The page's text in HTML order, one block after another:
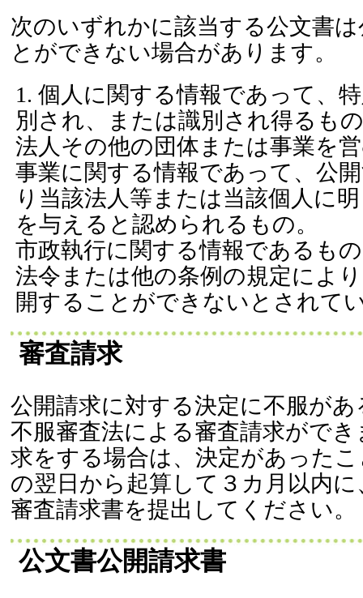
次のいずれかに該当する公文書
とができない場合があります。
個人に関する情報であって、
別され、または識別され得るも
法人その他の団体または事業を
事業に関する情報であって、公
り当該法人等または当該個人に
を与えると認められるもの。
市政執行に関する情報であるも
法令または他の条例の規定によ
開することができないとされて
審査請求
公開請求に対する決定に不服が
不服審査法による審査請求ができ
求をする場合は、決定があった
の翌日から起算して３カ月以内
審査請求書を提出してください。
公文書公開請求書